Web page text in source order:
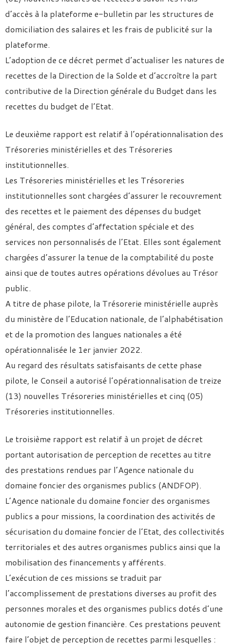
d’accès à la plateforme e-bulletin par les structures de
domiciliation des salaires et les frais de publicité sur la
plateforme.
L’adoption de ce décret permet d’actualiser les natures de
recettes de la Direction de la Solde et d’accroître la part
contributive de la Direction générale du Budget dans les
recettes du budget de l’Etat.
Le deuxième rapport est relatif à l’opérationnalisation des
Trésoreries ministérielles et des Trésoreries
institutionnelles.
Les Trésoreries ministérielles et les Trésoreries
institutionnelles sont chargées d’assurer le recouvrement
des recettes et le paiement des dépenses du budget
général, des comptes d’affectation spéciale et des
services non personnalisés de l’Etat. Elles sont également
chargées d’assurer la tenue de la comptabilité du poste
ainsi que de toutes autres opérations dévolues au Trésor
public.
A titre de phase pilote, la Trésorerie ministérielle auprès
du ministère de l’Education nationale, de l’alphabétisation
et de la promotion des langues nationales a été
opérationnalisée le 1er janvier 2022.
Au regard des résultats satisfaisants de cette phase
pilote, le Conseil a autorisé l’opérationnalisation de treize
(13) nouvelles Trésoreries ministérielles et cinq (05)
Trésoreries institutionnelles.
Le troisième rapport est relatif à un projet de décret
portant autorisation de perception de recettes au titre
des prestations rendues par l’Agence nationale du
domaine foncier des organismes publics (ANDFOP).
L’Agence nationale du domaine foncier des organismes
publics a pour missions, la coordination des activités de
sécurisation du domaine foncier de l’Etat, des collectivités
territoriales et des autres organismes publics ainsi que la
mobilisation des financements y afférents.
L’exécution de ces missions se traduit par
l’accomplissement de prestations diverses au profit des
personnes morales et des organismes publics dotés d’une
autonomie de gestion financière. Ces prestations peuvent
faire l’objet de perception de recettes parmi lesquelles :